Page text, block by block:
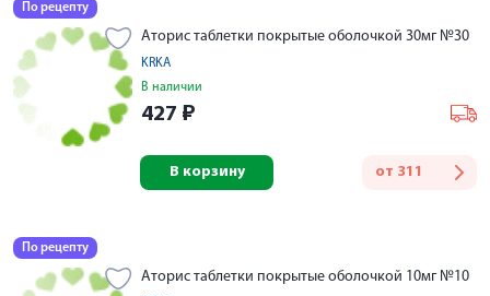
По рецепту
Аторис таблетки покрытые оболочкой 30мг №30
KRKA
В наличии
427 ₽
от 311
В корзину
По рецепту
Аторис таблетки покрытые оболочкой 10мг №10